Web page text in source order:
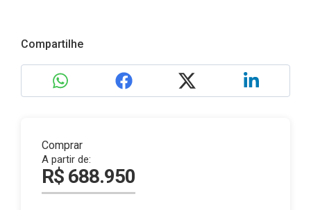
Compartilhe
Comprar
A partir de:
R$ 688.950